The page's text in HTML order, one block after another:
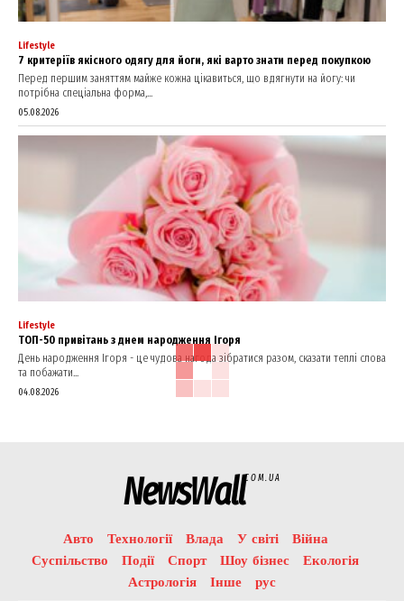
Lifestyle
7 критеріїв якісного одягу для йоги, які варто знати перед покупкою
Перед першим заняттям майже кожна цікавиться, що вдягнути на йогу: чи
потрібна спеціальна форма,...
05.08.2026
Lifestyle
ТОП-50 привітань з днем народження Ігоря
День народження Ігоря - це чудова нагода зібратися разом, сказати теплі слова
та побажати...
04.08.2026
NewsWallCOM.UA
Авто Технології Влада У світі
Війна
Суспільство
Події Спорт Шоу бізнес
Екологія
Астрологія
Інше рус